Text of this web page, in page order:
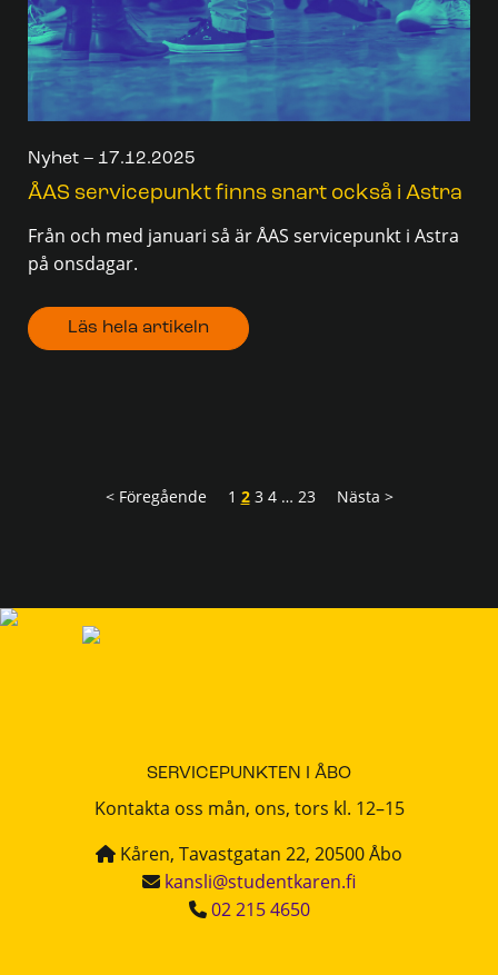
Nyhet – 17.12.2025
ÅAS servicepunkt finns snart också i Astra
Från och med januari så är ÅAS servicepunkt i Astra
på onsdagar.
Läs hela artikeln
< Föregående 1 2 3 4 … 23 Nästa >
SERVICEPUNKTEN I ÅBO
Kontakta oss mån, ons, tors kl. 12–15
Kåren, Tavastgatan 22, 20500 Åbo
kansli@studentkaren.fi
02 215 4650